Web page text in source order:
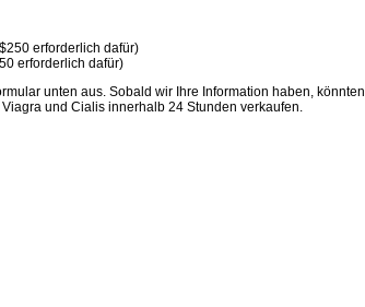
erforderlich dafür)
erforderlich dafür)
unten aus. Sobald wir Ihre Information haben, könnten
und Cialis innerhalb 24 Stunden verkaufen.